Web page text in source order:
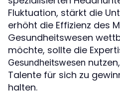
Fluktuation, stärkt die
erhöht die Effizienz des
Gesundheitswesen
möchte, sollte die
Gesundheitswesen
Talente für sich zu
halten.